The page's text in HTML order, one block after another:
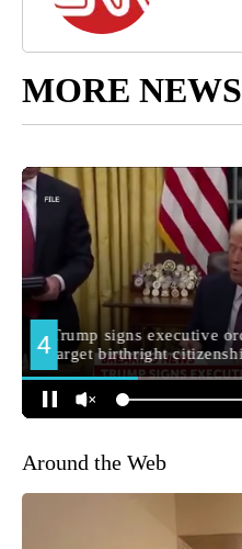
MORE NEWS
Around the Web